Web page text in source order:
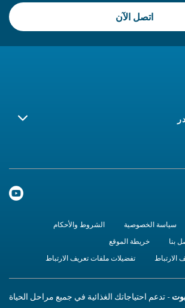
اتصل الآن
سياسة الخصوصية
الشروط والأحكام
بنا
خريطة الموقع
الارتباط
تفضيلات ملفات تعريف الارتباط
- تدعم احتياجاتك الغذائية في جميع مراحل الحياة